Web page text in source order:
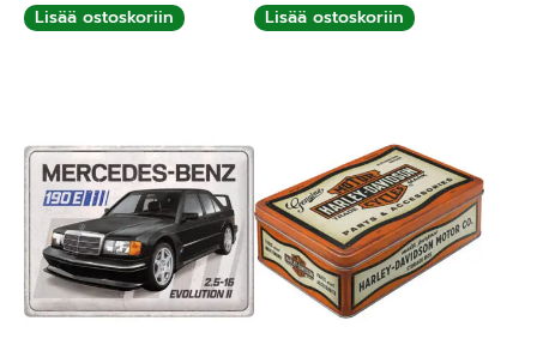
Lisää ostoskoriin Lisää ostoskoriin